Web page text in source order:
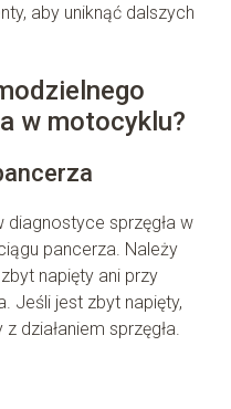
aby uniknąć dalszych
w motocyklu?
sprzęgła w
pancerza. Należy
napięty ani przy
Jeśli jest zbyt napięty,
działaniem sprzęgła.